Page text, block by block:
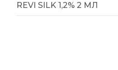
REVI SILK 1,2% 2 МЛ